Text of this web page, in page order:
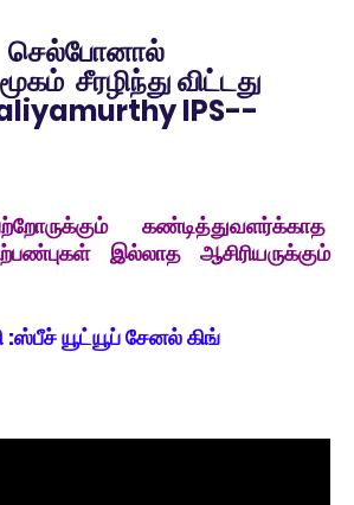
செல்போனால்
ம் சீரழிந்து விட்டது
IPS--
கண்டித்துவளர்க்காத
இல்லாத ஆசிரியருக்கும்
:ஸ்பீச் யூட்யூப் சேனல் கிங்